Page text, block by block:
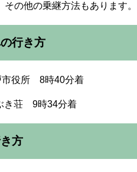
の他の乗継方法もあります。
行き方
役所 8時40分着
荘 9時34分着
方